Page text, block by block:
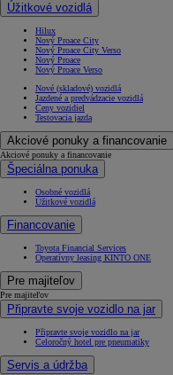
Úžitkové vozidlá
Hilux
Nový Proace City
Nový Proace City Verso
Nový Proace
Nový Proace Verso
Nové (skladové) vozidlá
Jazdené a predvádzacie vozidlá
Ceny vozidiel
Testovacia jazda
Akciové ponuky a financovanie
Akciové ponuky a financovanie
Špeciálna ponuka
Osobné vozidlá
Úžitkové vozidlá
Financovanie
Toyota Financial Services
Operatívny leasing KINTO ONE
Pre majiteľov
Pre majiteľov
Připravte svoje vozidlo na jar
Připravte svoje vozidlo na jar
Celoročný hotel pre pneumatiky
Servis a údržba